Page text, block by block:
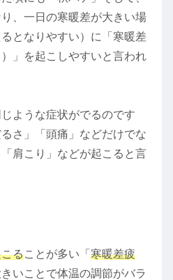
、一日の寒暖差が大きい場
となりやすい）に「寒暖差
」を起こしやすいと言われ
ような症状がでるのです
さ」「頭痛」などだけでな
肩こり」などが起こると言
ることが多い「 寒暖差疲
いことで体温の調節がバラ